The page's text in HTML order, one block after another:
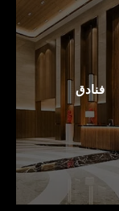
فنادق